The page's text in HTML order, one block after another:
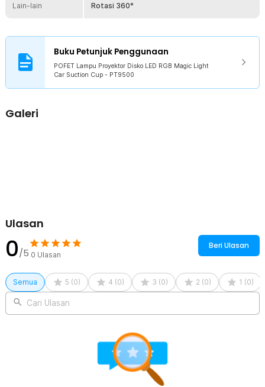
1 x Panduan Penggunaan
Lain-lain Rotasi 360°
Buku Petunjuk Penggunaan
POFET Lampu Proyektor Disko LED RGB Magic Light
Car Suction Cup - PT9500
Galeri
Ulasan
0/5 0 Ulasan
Beri Ulasan
Semua 5 (0) 4 (0) 3 (0) 2 (0) 1 (0)
Cari Ulasan